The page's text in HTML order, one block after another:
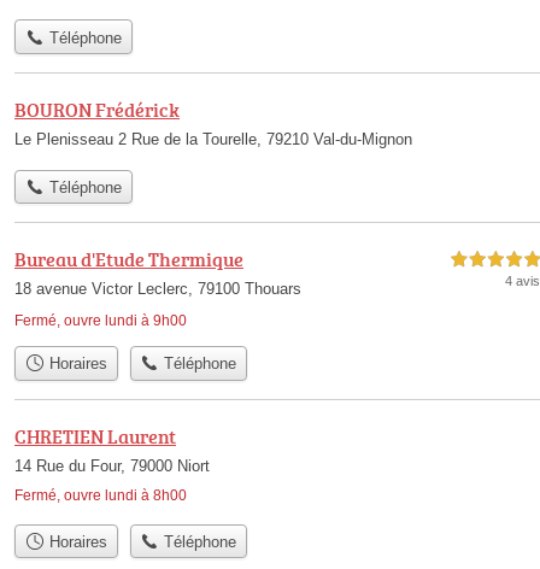
Téléphone
BOURON Frédérick
Le Plenisseau 2 Rue de la Tourelle, 79210 Val-du-Mignon
Téléphone
Bureau d'Etude Thermique
18 avenue Victor Leclerc, 79100 Thouars
Fermé, ouvre lundi à 9h00
5,0 étoiles sur 5
4 avis
Horaires Téléphone
CHRETIEN Laurent
14 Rue du Four, 79000 Niort
Fermé, ouvre lundi à 8h00
Horaires Téléphone